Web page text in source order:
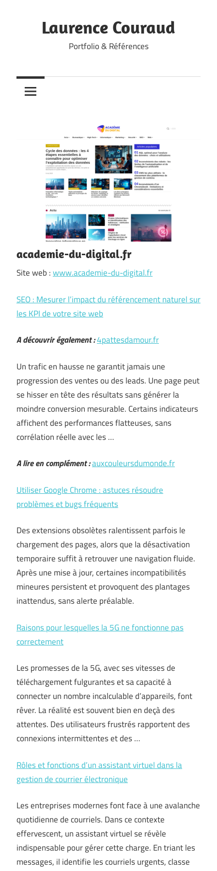
contentLaurence Couraud
Portfolio & Références
academie-du-digital.fr
Site web :www.academie-du-digital.fr
SEO : Mesurer l’impact du référencement naturel sur
les KPI de votre site web
A découvrir également :4pattesdamour.fr
Un trafic en hausse ne garantit jamais une
progression des ventes ou des leads. Une page peut
se hisser en tête des résultats sans générer la
moindre conversion mesurable. Certains indicateurs
affichent des performances flatteuses, sans
corrélation réelle avec les …
A lire en complément :auxcouleursdumonde.fr
Utiliser Google Chrome : astuces résoudre
problèmes et bugs fréquents
Des extensions obsolètes ralentissent parfois le
chargement des pages, alors que la désactivation
temporaire suffit à retrouver une navigation fluide.
Après une mise à jour, certaines incompatibilités
mineures persistent et provoquent des plantages
inattendus, sans alerte préalable.
Raisons pour lesquelles la 5G ne fonctionne pas
correctement
Les promesses de la 5G, avec ses vitesses de
téléchargement fulgurantes et sa capacité à
connecter un nombre incalculable d’appareils, font
rêver. La réalité est souvent bien en deçà des
attentes. Des utilisateurs frustrés rapportent des
connexions intermittentes et des …
Rôles et fonctions d’un assistant virtuel dans la
gestion de courrier électronique
Les entreprises modernes font face à une avalanche
quotidienne de courriels. Dans ce contexte
effervescent, un assistant virtuel se révèle
indispensable pour gérer cette charge. En triant les
messages, il identifie les courriels urgents, classe